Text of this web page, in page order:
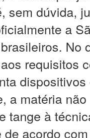
sem dúvida,
a
requisitos
a matéria
tange à
acordo